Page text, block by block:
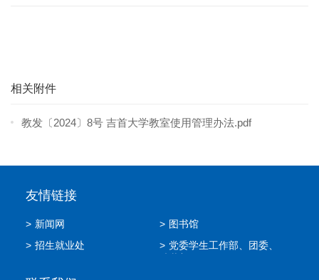
相关附件
教发〔2024〕8号 吉首大学教室使用管理办法.pdf
友情链接
> 新闻网 > 图书馆
> 招生就业处 > 党委学生工作部、团委、
武装部